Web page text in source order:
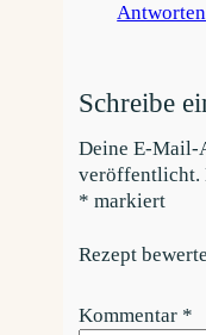
Antworten
Schreibe
Deine E-Mail-
veröffentlicht.
* markiert
Rezept
Kommentar *